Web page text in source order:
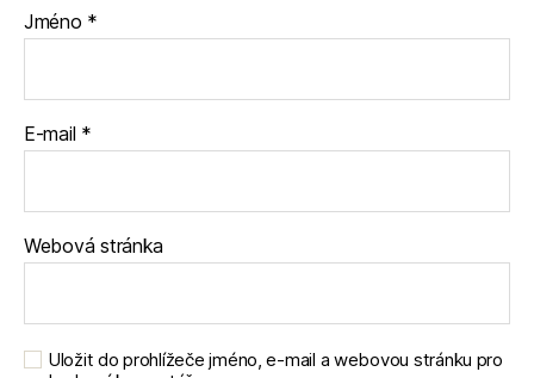
Jméno *
E-mail *
Webová stránka
Uložit do prohlížeče jméno, e-mail a webovou stránku pro